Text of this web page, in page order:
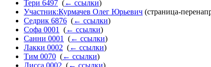
Тери 6497 (← ссылки)
Участник:Курмачев Олег Юрьевич (страница-
Седрик 6876 (← ссылки)
Софа 0001
(← ссылки)
Санни 0001
(← ссылки)
Лакки 0002 (← ссылки)
Тим 0070 (← ссылки)
Лисса 0002 (← ссылки)